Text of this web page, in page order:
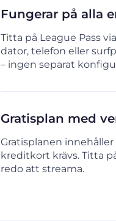
Fungerar på alla
Titta på League Pass
dator, telefon eller
– ingen separat
Gratisplan med
Gratisplanen
kreditkort krävs. Titta
redo att streama.